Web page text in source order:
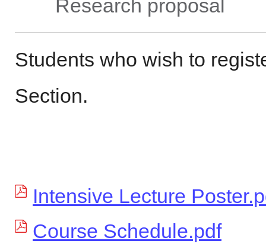
Research
Students who wish to
Section.
Intensive Lecture
Course Schedule.pdf